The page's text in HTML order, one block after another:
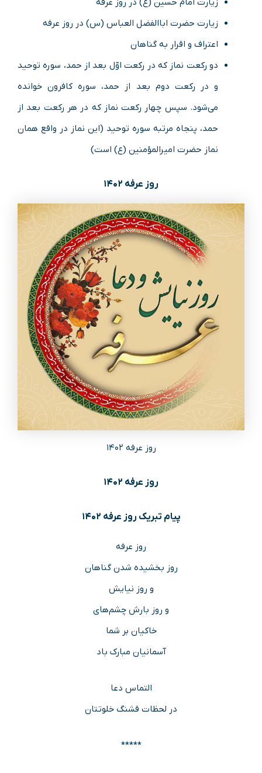
زیارت حضرت اباالفضل العباس (س) در روز عرفه
اعتراف و اقرار به گناهان
دو رکعت نماز که در رکعت اوّل بعد از حمد، سوره توحید
و در رکعت دوم بعد از حمد، سوره کافرون خوانده
می‌شود. سپس چهار رکعت نماز که در هر رکعت بعد از
حمد، پنجاه مرتبه سوره توحید (این نماز در واقع همان
نماز حضرت امیرالمؤمنین (ع) است)
روز عرفه ۱۴۰۲
روز عرفه ۱۴۰۲
روز عرفه ۱۴۰۲
پیام تبریک روز عرفه ۱۴۰۲
روز عرفه
روز بخشیده شدن گناهان
و روز نیایش
و روز بارش چشم‌های
خاکیان بر شما
آسمانیان مبارک باد
التماس دعا
در لحظات قشنگ خلوتتان
*****